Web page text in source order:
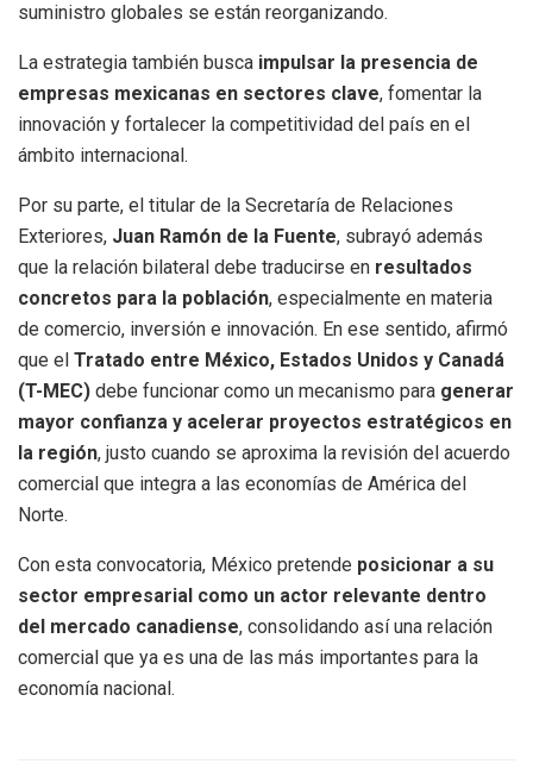
suministro globales se están reorganizando.
La estrategia también busca impulsar la presencia de
empresas mexicanas en sectores clave, fomentar la
innovación y fortalecer la competitividad del país en el
ámbito internacional.
Por su parte, el titular de la Secretaría de Relaciones
Exteriores, Juan Ramón de la Fuente, subrayó además
que la relación bilateral debe traducirse en resultados
concretos para la población, especialmente en materia
de comercio, inversión e innovación. En ese sentido, afirmó
que el Tratado entre México, Estados Unidos y Canadá
(T-MEC) debe funcionar como un mecanismo para generar
mayor confianza y acelerar proyectos estratégicos en
la región, justo cuando se aproxima la revisión del acuerdo
comercial que integra a las economías de América del
Norte.
Con esta convocatoria, México pretende posicionar a su
sector empresarial como un actor relevante dentro
del mercado canadiense, consolidando así una relación
comercial que ya es una de las más importantes para la
economía nacional.